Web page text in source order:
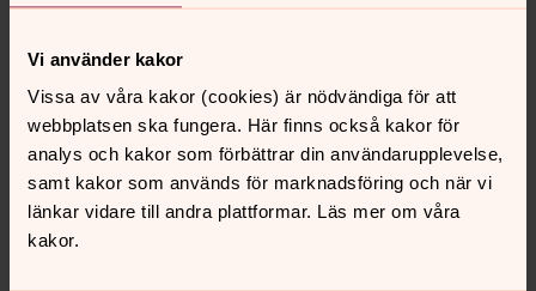
Vi använder kakor
Vissa av våra kakor (cookies) är nödvändiga för att
webbplatsen ska fungera. Här finns också kakor för
analys och kakor som förbättrar din användarupplevelse,
samt kakor som används för marknadsföring och när vi
länkar vidare till andra plattformar. Läs mer om våra
kakor.
070 516 17 06 eller per.erik.karlsson@outlook.com
Vid frågor om rekryteringsprocessen kontakta HR-
partner Andreas Nordgren på 070 212 84 06 eller
andreas.nordgren@svenskakyrkan.se